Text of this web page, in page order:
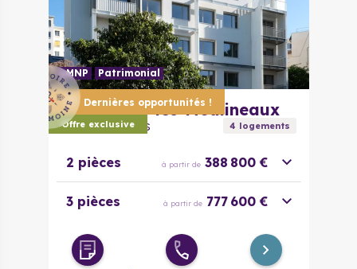
Dernières opportunités !
Offre exclusive
LMNP Patrimonial
92130 Issy-les-Moulineaux
Carré Des Arts 4 logements
2 pièces à partir de 388 800 €
3 pièces à partir de 777 600 €